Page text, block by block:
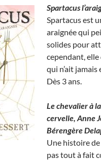
Spartacus
Spartacus est
araignée qui
solides pour
cependant,
qui n’ait
Dès 3 ans.
Le chevalier à
cervelle, Anne
Bérengère
Une histoire
pas tout à fait